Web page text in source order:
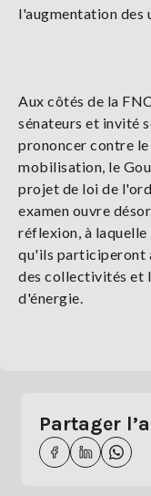
l'augmentation des
Aux côtés de la
sénateurs et invité
prononcer contre
mobilisation, le
projet de loi de
examen ouvre
réflexion, à laquelle
qu'ils participeront
des collectivités et
d'énergie.
Partager